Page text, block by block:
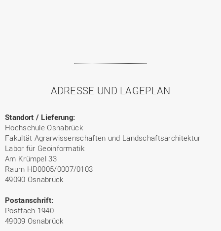
ADRESSE UND LAGEPLAN
Standort / Lieferung:
Hochschule Osnabrück
Fakultät Agrarwissenschaften und Landschaftsarchitektur
Labor für Geoinformatik
Am Krümpel 33
Raum HD0005/0007/0103
49090 Osnabrück
Postanschrift:
Postfach 1940
49009 Osnabrück